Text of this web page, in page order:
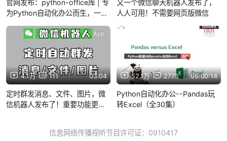
官网发布：python-office库 | 专
为Python自动化办公而生，一行
哪里，再也不用学习Python编程
又一个微信聊天机器人发布了，
人人可用！不需要网页版微信
4.1万 111 03:04
App
定时群发消息、文件、图片，微
信机器人发布了！重要功能更
52.1万 2775 05:00:14
App
Python自动化办公--Pandas玩
转Excel（全30集）
信息网络传播视听节目许可证：0910417